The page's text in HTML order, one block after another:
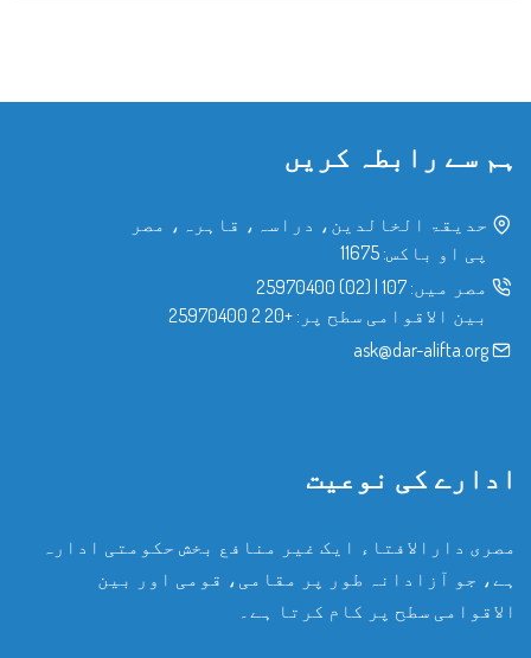
ہم سے رابطہ کریں
حدیقۃ الخالدین، دراسہ، قاہرہ، مصر
پی او باکس: 11675
مصر میں: 107
|
(02) 25970400
بین الاقوامی سطح پر: +20 2 25970400
ask@dar-alifta.org
ادارے کی نوعیت
مصری دارالافتاء ایک غیر منافع بخش حکومتی ادارہ
ہے، جو آزادانہ طور پر مقامی، قومی اور بین
الاقوامی سطح پر کام کرتا ہے۔